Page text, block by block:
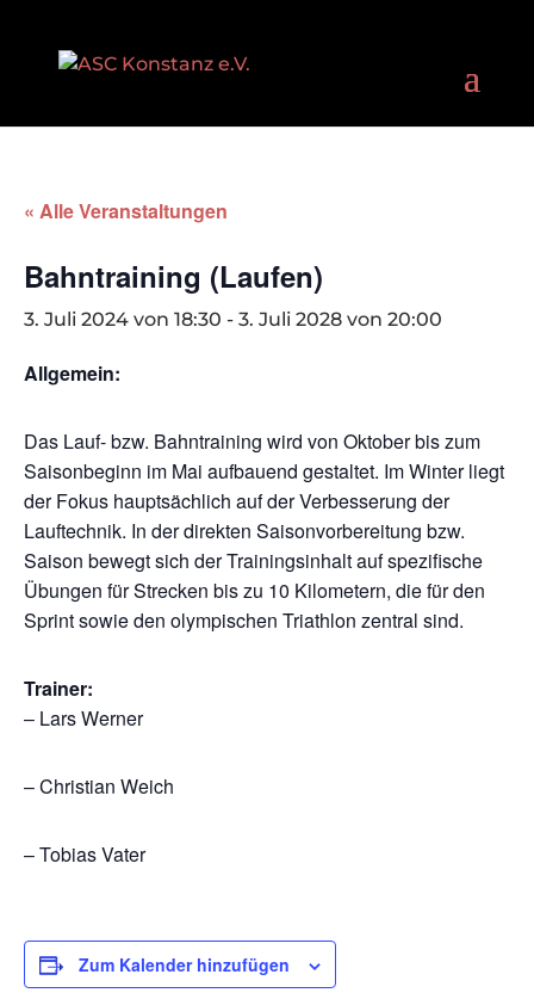
« Alle Veranstaltungen
Bahntraining (Laufen)
3. Juli 2024 von 18:30 - 3. Juli 2028 von 20:00
Allgemein:
Das Lauf- bzw. Bahntraining wird von Oktober bis zum
Saisonbeginn im Mai aufbauend gestaltet. Im Winter liegt
der Fokus hauptsächlich auf der Verbesserung der
Lauftechnik. In der direkten Saisonvorbereitung bzw.
Saison bewegt sich der Trainingsinhalt auf spezifische
Übungen für Strecken bis zu 10 Kilometern, die für den
Sprint sowie den olympischen Triathlon zentral sind.
Trainer:
– Lars Werner
– Christian Weich
– Tobias Vater
Zum Kalender hinzufügen